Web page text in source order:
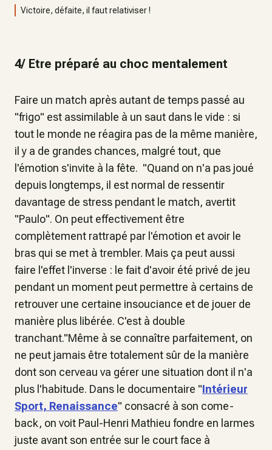
Victoire, défaite, il faut relativiser !
4/ Etre préparé au choc mentalement
Faire un match après autant de temps passé au
"frigo" est assimilable à un saut dans le vide : si
tout le monde ne réagira pas de la même manière,
il y a de grandes chances, malgré tout, que
l'émotion s'invite à la fête. "Quand on n'a pas joué
depuis longtemps, il est normal de ressentir
davantage de stress pendant le match, avertit
"Paulo". On peut effectivement être
complètement rattrapé par l'émotion et avoir le
bras qui se met à trembler. Mais ça peut aussi
faire l'effet l'inverse : le fait d'avoir été privé de jeu
pendant un moment peut permettre à certains de
retrouver une certaine insouciance et de jouer de
manière plus libérée. C'est à double
tranchant."Même à se connaître parfaitement, on
ne peut jamais être totalement sûr de la manière
dont son cerveau va gérer une situation dont il n'a
plus l'habitude. Dans le documentaire "Intérieur
Sport, Renaissance" consacré à son come-
back, on voit Paul-Henri Mathieu fondre en larmes
juste avant son entrée sur le court face à